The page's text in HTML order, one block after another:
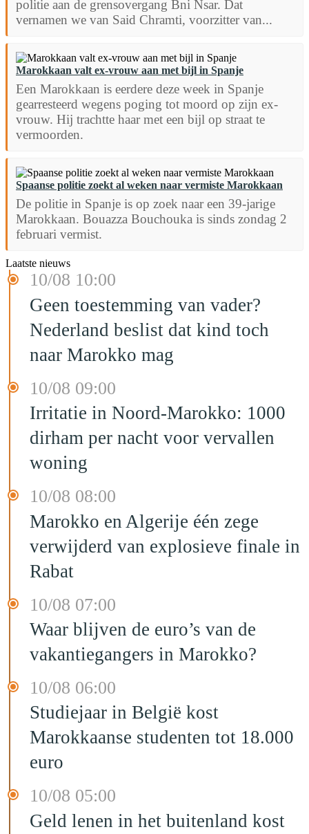
politie aan de grensovergang Bni Nsar. Dat
vernamen we van Said Chramti, voorzitter van...
Marokkaan valt ex-vrouw aan met bijl in Spanje
Een Marokkaan is eerdere deze week in Spanje
gearresteerd wegens poging tot moord op zijn ex-
vrouw. Hij trachtte haar met een bijl op straat te
vermoorden.
Spaanse politie zoekt al weken naar vermiste Marokkaan
De politie in Spanje is op zoek naar een 39-jarige
Marokkaan. Bouazza Bouchouka is sinds zondag 2
februari vermist.
Laatste nieuws
10/08 10:00
Geen toestemming van vader?
Nederland beslist dat kind toch
naar Marokko mag
10/08 09:00
Irritatie in Noord-Marokko: 1000
dirham per nacht voor vervallen
woning
10/08 08:00
Marokko en Algerije één zege
verwijderd van explosieve finale in
Rabat
10/08 07:00
Waar blijven de euro’s van de
vakantiegangers in Marokko?
10/08 06:00
Studiejaar in België kost
Marokkaanse studenten tot 18.000
euro
10/08 05:00
Geld lenen in het buitenland kost